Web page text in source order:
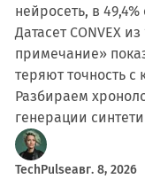
нейросеть, в
Датасет CONVEX
примечание»
теряют точность
Разбираем
генерации
TechPulseавг. 8, 2026